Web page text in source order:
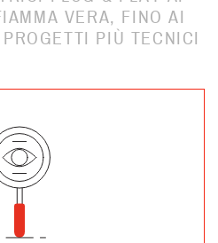
VERA, FINO AI
PIÙ TECNICI